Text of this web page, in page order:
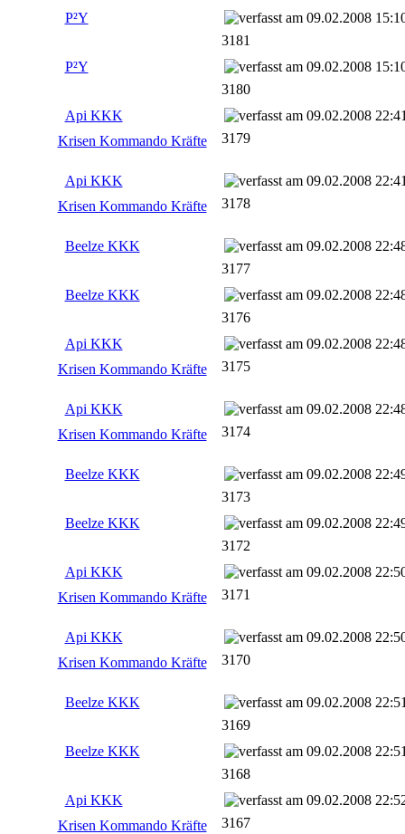
P²Y
09.02.2008
3181
P²Y
09.02.2008
3180
Api KKK
09.02.2008
Krisen Kommando Kräfte
3179
Api KKK
09.02.2008
Krisen Kommando Kräfte
3178
Beelze KKK
09.02.2008
3177
Beelze KKK
09.02.2008
3176
Api KKK
09.02.2008
Krisen Kommando Kräfte
3175
Api KKK
09.02.2008
Krisen Kommando Kräfte
3174
Beelze KKK
09.02.2008
3173
Beelze KKK
09.02.2008
3172
Api KKK
09.02.2008
Krisen Kommando Kräfte
3171
Api KKK
09.02.2008
Krisen Kommando Kräfte
3170
Beelze KKK
09.02.2008
3169
Beelze KKK
09.02.2008
3168
Api KKK
09.02.2008
Krisen Kommando Kräfte
3167